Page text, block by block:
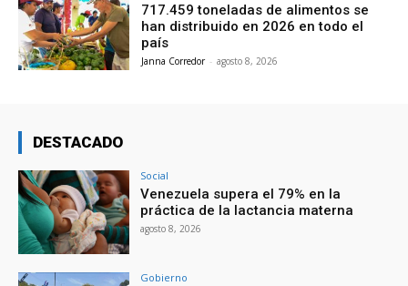
717.459 toneladas de alimentos se
han distribuido en 2026 en todo el
país
Janna Corredor - agosto 8, 2026
DESTACADO
Social
Venezuela supera el 79% en la
práctica de la lactancia materna
agosto 8, 2026
Gobierno